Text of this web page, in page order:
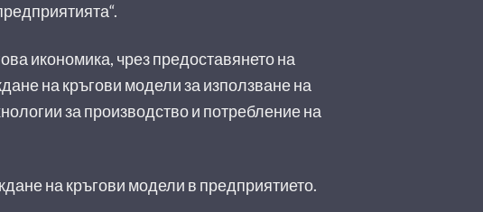
икономика, чрез предоставянето на
на кръгови модели за използване на
за производство и потребление на
на кръгови модели в предприятието.